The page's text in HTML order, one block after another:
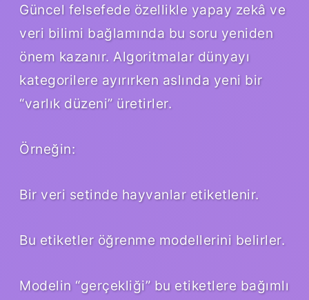
Güncel felsefede özellikle yapay zekâ ve
veri bilimi bağlamında bu soru yeniden
önem kazanır. Algoritmalar dünyayı
kategorilere ayırırken aslında yeni bir
“varlık düzeni” üretirler.
Örneğin:
Bir veri setinde hayvanlar etiketlenir.
Bu etiketler öğrenme modellerini belirler.
Modelin “gerçekliği” bu etiketlere bağımlı